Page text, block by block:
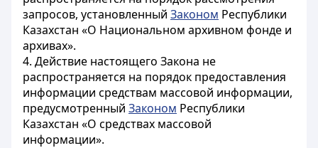
запросов, установленный Законом Республики
Казахстан «О Национальном архивном фонде и
архивах».
4. Действие настоящего Закона не
распространяется на порядок предоставления
информации средствам массовой информации,
предусмотренный Законом Республики
Казахстан «О средствах массовой
информации».